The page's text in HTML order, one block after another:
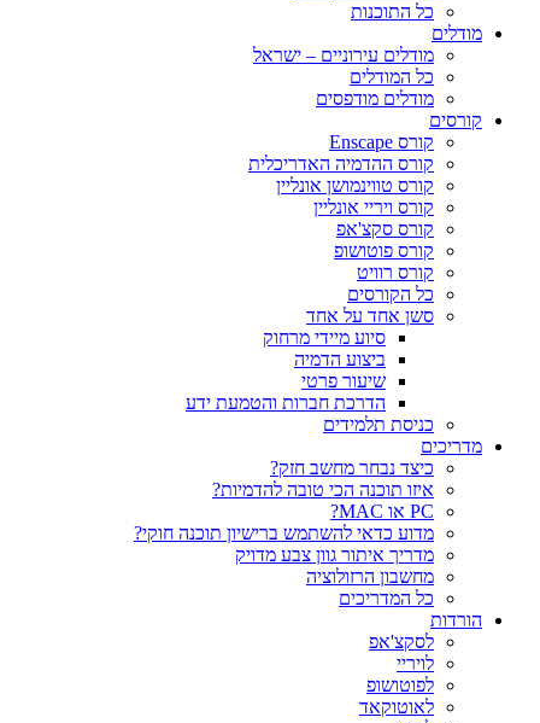
כל התוכנות
מודלים
מודלים עירוניים – ישראל
כל המודלים
מודלים מודפסים
קורסים
קורס Enscape
קורס ההדמיה האדריכלית
קורס טווינמושן אונליין
קורס ויריי אונליין
קורס סקצ'אפ
קורס פוטושופ
קורס רוויט
כל הקורסים
סשן אחד על אחד
סיוע מיידי מרחוק
ביצוע הדמיה
שיעור פרטי
הדרכת חברות והטמעת ידע
כניסת תלמידים
מדריכים
כיצד נבחר מחשב חזק?
איזו תוכנה הכי טובה להדמיות?‎‎
PC או MAC?
מדוע כדאי להשתמש ברישיון תוכנה חוקי?
מדריך איתור גוון צבע מדויק
מחשבון הרזולוציה
כל המדריכים
הורדות
לסקצ'אפ
לויריי
לפוטושופ
לאוטוקאד